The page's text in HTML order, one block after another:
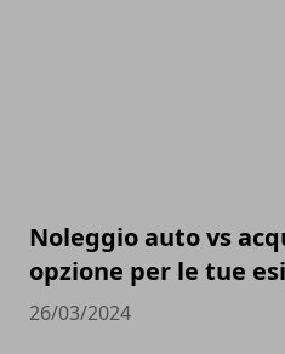
Noleggio auto vs
opzione per le tue
26/03/2024